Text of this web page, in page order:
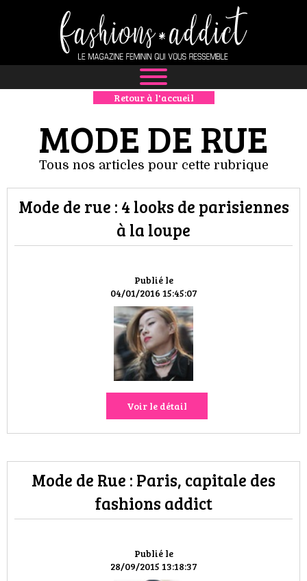
NEWS
MODE
LUXE
DÉFILÉS
BOUTIQUE
CULTURE
HIGH TECH
MAISON
AUTO
LIEUX TENDANCES
MODE DE RUE
JEUNES CRÉATEURS
HISTOIRE DES MARQUES
Retour à l'accueil
MODE DE RUE
Tous nos articles pour cette rubrique
Publié le
04/01/2016 15:45:07
Mode de rue : 4 looks de parisiennes
à la loupe
Voir le détail
Publié le
28/09/2015 13:18:37
Mode de Rue : Paris, capitale des
fashions addict